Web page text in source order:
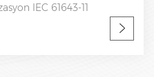
IEC 61643-11